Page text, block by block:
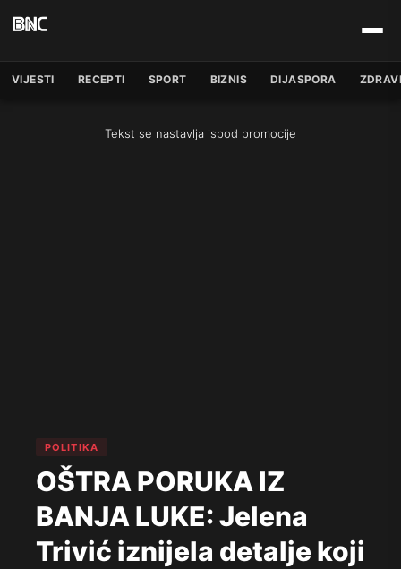
VIJESTI RECEPTI SPORT BIZNIS DIJASPORA
Tekst se nastavlja ispod promocije
POLITIKA
OŠTRA PORUKA IZ
BANJA LUKE: Jelena
Trivić iznijela detalje koji